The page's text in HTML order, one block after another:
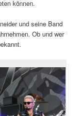
können.
und seine Band
Ob und wer